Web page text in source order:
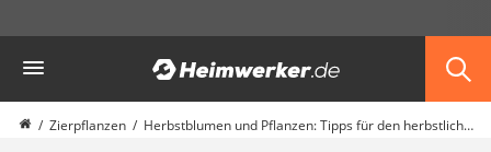
Garten
Akku-Laubsauger
FaltpavillonZierpflanzen Herbstblumen und Pflanzen: Tipps für den herbstlichen Blumengarten